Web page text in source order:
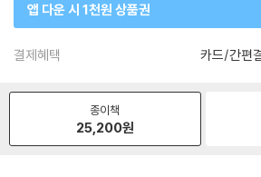
앱 다운 시 1천원 상품권
결제혜택 카드/간편
종이책
25,200원